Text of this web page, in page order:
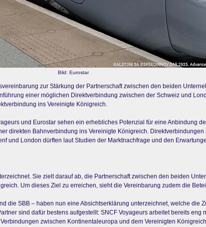
Bild: Eurostar
zur Stärkung der Partnerschaft zwischen den beiden
einer möglichen Direktverbindung zwischen der Schweiz und
ins Vereinigte Königreich.
und Eurostar sehen ein erhebliches Potenzial für eine Anbindung
direkten Bahnverbindung ins Vereinigte Königreich.
und London dürften laut Studien der Marktnachfrage und den
Sie zielt darauf ab, die Partnerschaft zwischen den beiden
Um dieses Ziel zu erreichen, sieht die Vereinbarung zudem die
die SBB – haben nun eine Absichtserklärung unterzeichnet, welche die
sind dafür bestens aufgestellt: SNCF Voyageurs arbeitet bereits eng
zwischen Kontinentaleuropa und dem Vereinigten